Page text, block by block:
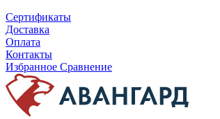
Сертификаты
Доставка
Оплата
Контакты
Избранное Сравнение